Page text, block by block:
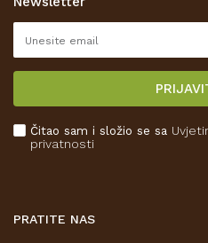
Reklamacije
Isporuka
Kako kupiti
Čitao sam i složio se sa
privatnosti
PRATITE NAS